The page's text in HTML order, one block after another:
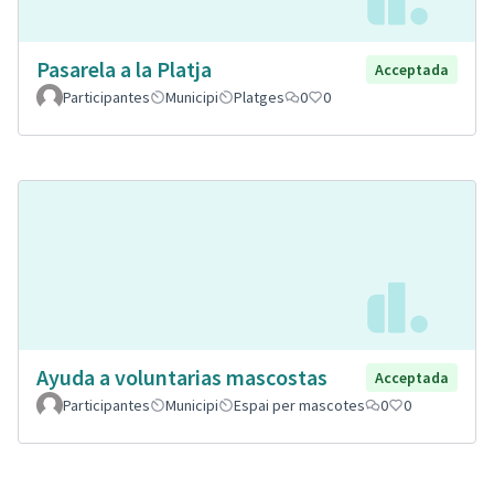
Pasarela a la Platja
Acceptada
Participantes
Municipi Platges 0 0
Ayuda a voluntarias mascostas
Acceptada
Participantes
Municipi Espai per mascotes 0 0